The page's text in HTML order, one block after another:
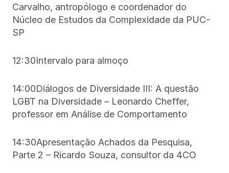
Carvalho, antropólogo e coordenador do
Núcleo de Estudos da Complexidade da PUC-
SP
12:30Intervalo para almoço
14:00Diálogos de Diversidade III: A questão
LGBT na Diversidade – Leonardo Cheffer,
professor em Análise de Comportamento
14:30Apresentação Achados da Pesquisa,
Parte 2 – Ricardo Souza, consultor da 4CO